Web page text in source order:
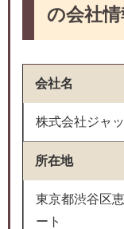
の会社情
会社名
株式会社ジャ
所在地
東京都渋谷区
ート